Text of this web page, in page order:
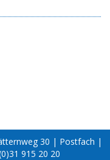
30 | Postfach |
915 20 20